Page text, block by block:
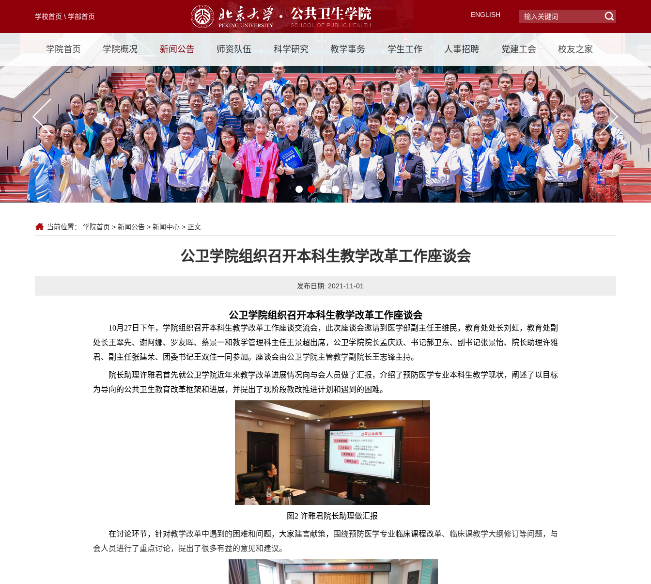
学校首页 \ 学部首页 ENGLISH
学院首页 学院概况 新闻公告 师资队伍 科学研究 教学事务 学生工作 人事招聘 党建工会 校友之家
当前位置： 学院首页 > 新闻公告 > 新闻中心 > 正文
公卫学院组织召开本科生教学改革工作座谈会
发布日期: 2021-11-01
公卫学院组织召开本科生教学改革工作座谈会
10月 27 日 下午，学院组织召开本科生教学改革工作座谈交流会， 此次座谈会邀请到 医学部副主任王维民， 教育处处长刘虹，教育处副
处长王翠先、谢阿娜、罗友晖、蔡景一和教学管理科主任王景超出席，公卫学院院长孟庆跃、书记郝卫东、副书记张景怡、院长助理许雅
君、副主任张建荣、团委书记王双佳一同参加。座谈会由公卫学院主管教学副院长王志锋主持。
院长助理许雅君首先就公卫学院近年来教学改革进展情况向与会人员做了汇报，介绍了预防医学专业本科生教学现状， 阐述了以目标
为导向的公共卫生教育改革框架和进展， 并提出了现阶段教改推进计划 和遇到的困难。
图 2 许雅君院长助理做汇报
在讨论环节，针对教学改革中遇到 的困难和问题， 大家建言献策， 围绕预防医学专业 临床课程改革、临床课教学大纲修订等问题，与
会人员进行了重点讨论， 提出了很多有益的意见和建议。